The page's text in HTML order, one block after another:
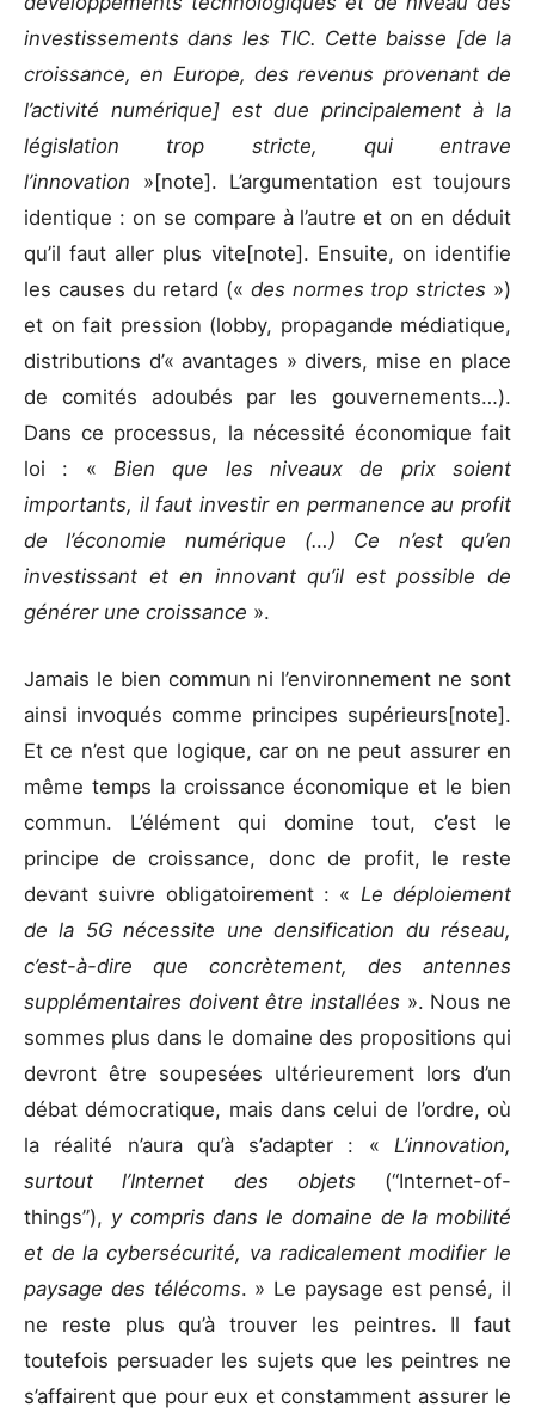
investissements dans les TIC. Cette baisse [de la
croissance, en Europe, des revenus provenant de
l’activité numérique] est due principalement à la
législation trop stricte, qui entrave
l’innovation »[note]. L’argumentation est toujours
identique : on se compare à l’autre et on en déduit
qu’il faut aller plus vite[note]. Ensuite, on identifie
les causes du retard (« des normes trop strictes »)
et on fait pression (lobby, propagande médiatique,
distributions d’« avantages » divers, mise en place
de comités adoubés par les gouvernements…).
Dans ce processus, la nécessité économique fait
loi : « Bien que les niveaux de prix soient
importants, il faut investir en permanence au profit
de l’économie numérique (…) Ce n’est qu’en
investissant et en innovant qu’il est possible de
générer une croissance ».
Jamais le bien commun ni l’environnement ne sont
ainsi invoqués comme principes supérieurs[note].
Et ce n’est que logique, car on ne peut assurer en
même temps la croissance économique et le bien
commun. L’élément qui domine tout, c’est le
principe de croissance, donc de profit, le reste
devant suivre obligatoirement : « Le déploiement
de la 5G nécessite une densification du réseau,
c’est-à-dire que concrètement, des antennes
supplémentaires doivent être installées ». Nous ne
sommes plus dans le domaine des propositions qui
devront être soupesées ultérieurement lors d’un
débat démocratique, mais dans celui de l’ordre, où
la réalité n’aura qu’à s’adapter : « L’innovation,
surtout l’Internet des objets (“Internet-of-
things”), y compris dans le domaine de la mobilité
et de la cybersécurité, va radicalement modifier le
paysage des télécoms. » Le paysage est pensé, il
ne reste plus qu’à trouver les peintres. Il faut
toutefois persuader les sujets que les peintres ne
s’affairent que pour eux et constamment assurer le